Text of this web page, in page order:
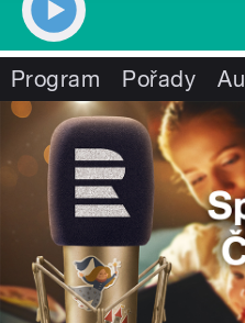
Program Pořady